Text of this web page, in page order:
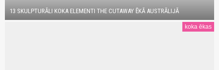
13 SKULPTURĀLI KOKA ELEMENTI THE CUTAWAY ĒKĀ AUSTRĀLIJĀ
koka ēkas